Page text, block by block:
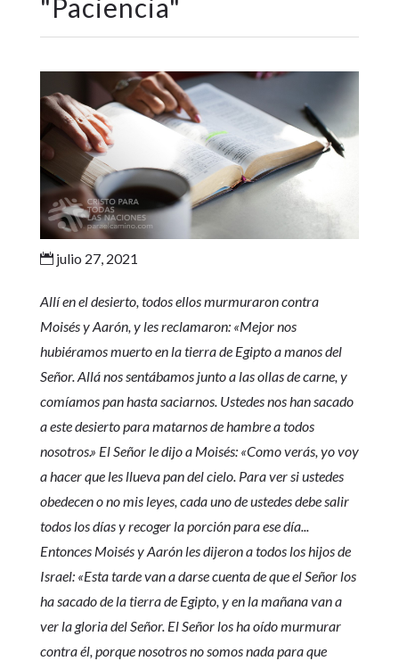
"Paciencia"
julio 27, 2021
Allí en el desierto, todos ellos murmuraron contra
Moisés y Aarón, y les reclamaron: «Mejor nos
hubiéramos muerto en la tierra de Egipto a manos del
Señor. Allá nos sentábamos junto a las ollas de carne, y
comíamos pan hasta saciarnos. Ustedes nos han sacado
a este desierto para matarnos de hambre a todos
nosotros.» El Señor le dijo a Moisés: «Como verás, yo voy
a hacer que les llueva pan del cielo. Para ver si ustedes
obedecen o no mis leyes, cada uno de ustedes debe salir
todos los días y recoger la porción para ese día...
Entonces Moisés y Aarón les dijeron a todos los hijos de
Israel: «Esta tarde van a darse cuenta de que el Señor los
ha sacado de la tierra de Egipto, y en la mañana van a
ver la gloria del Señor. El Señor los ha oído murmurar
contra él, porque nosotros no somos nada para que